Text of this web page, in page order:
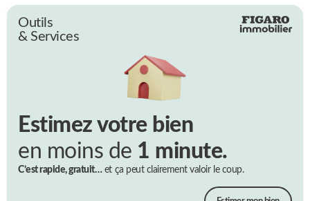
Outils
& Services
Estimez votre bien
en moins de 1 minute.
C’est rapide, gratuit…et ça peut clairement valoir le coup.